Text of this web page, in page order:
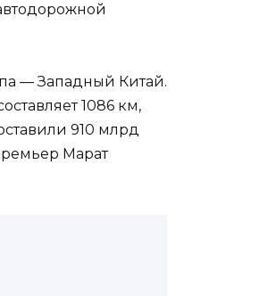
— Западный Китай.
1086 км,
910 млрд
Марат